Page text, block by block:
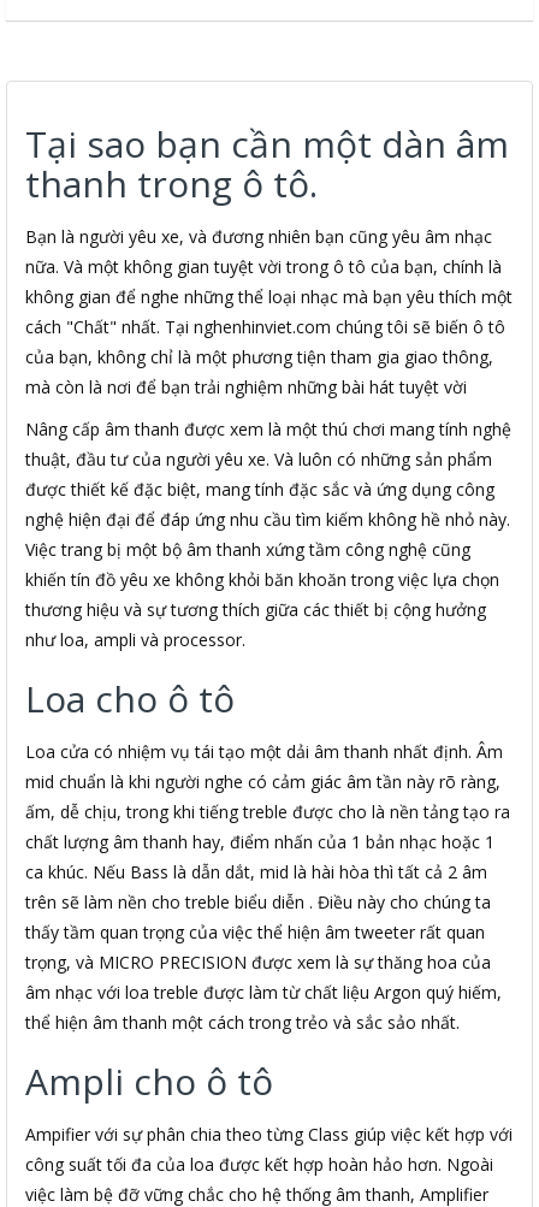
Tại sao bạn cần một dàn âm
thanh trong ô tô.
Bạn là người yêu xe, và đương nhiên bạn cũng yêu âm nhạc
nữa. Và một không gian tuyệt vời trong ô tô của bạn, chính là
không gian để nghe những thể loại nhạc mà bạn yêu thích một
cách "Chất" nhất. Tại nghenhinviet.com chúng tôi sẽ biến ô tô
của bạn, không chỉ là một phương tiện tham gia giao thông,
mà còn là nơi để bạn trải nghiệm những bài hát tuyệt vời
Nâng cấp âm thanh được xem là một thú chơi mang tính nghệ
thuật, đầu tư của người yêu xe. Và luôn có những sản phẩm
được thiết kế đặc biệt, mang tính đặc sắc và ứng dụng công
nghệ hiện đại để đáp ứng nhu cầu tìm kiếm không hề nhỏ này.
Việc trang bị một bộ âm thanh xứng tầm công nghệ cũng
khiến tín đồ yêu xe không khỏi băn khoăn trong việc lựa chọn
thương hiệu và sự tương thích giữa các thiết bị cộng hưởng
như loa, ampli và processor.
Loa cho ô tô
Loa cửa có nhiệm vụ tái tạo một dải âm thanh nhất định. Âm
mid chuẩn là khi người nghe có cảm giác âm tần này rõ ràng,
ấm, dễ chịu, trong khi tiếng treble được cho là nền tảng tạo ra
chất lượng âm thanh hay, điểm nhấn của 1 bản nhạc hoặc 1
ca khúc. Nếu Bass là dẫn dắt, mid là hài hòa thì tất cả 2 âm
trên sẽ làm nền cho treble biểu diễn . Điều này cho chúng ta
thấy tầm quan trọng của việc thể hiện âm tweeter rất quan
trọng, và MICRO PRECISION được xem là sự thăng hoa của
âm nhạc với loa treble được làm từ chất liệu Argon quý hiếm,
thể hiện âm thanh một cách trong trẻo và sắc sảo nhất.
Ampli cho ô tô
Ampifier với sự phân chia theo từng Class giúp việc kết hợp với
công suất tối đa của loa được kết hợp hoàn hảo hơn. Ngoài
việc làm bệ đỡ vững chắc cho hệ thống âm thanh, Amplifier